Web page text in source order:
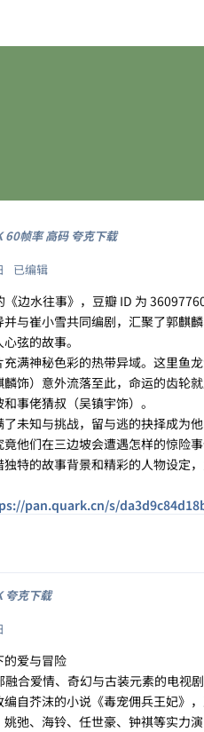
帧率 高码 夸克下载
已编辑
《边水往事》，豆瓣 ID 为
与崔小雪共同编剧，汇聚了郭麒
弦的故事。
满神秘色彩的热带异域。这里鱼
饰）意外流落至此，命运的齿轮
事佬猜叔（吴镇宇饰）。
未知与挑战，留与逃的抉择成为
他们在三边坡会遭遇怎样的惊险
特的故事背景和精彩的人物设定
pan.quark.cn/s/
夸克下载
的爱与冒险
融合爱情、奇幻与古装元素的电视
自芥沫的小说《毒宠佣兵王妃》
弛、海铃、任世豪、钟祺等实力